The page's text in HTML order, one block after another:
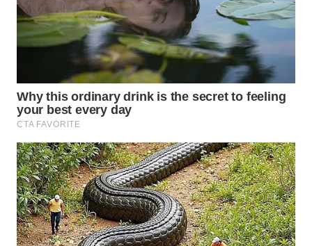
WN
KALTARA
KALSEL
WN
WN
SULSEL
WN
GORONTALO